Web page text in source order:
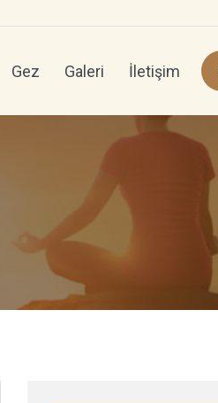
Gez Galeri İletişim